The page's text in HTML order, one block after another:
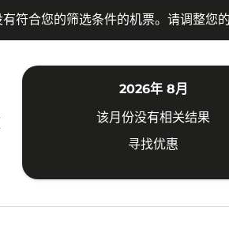
有符合您的筛选条件的机票。请调整您的
2026年 8月
该月份没有相关结果
寻找优惠